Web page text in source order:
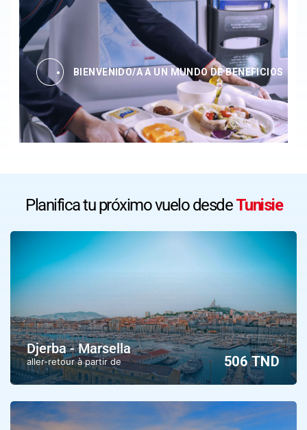
BIENVENIDO/A A UN MUNDO DE BENEFICIOS
Planifica tu próximo vuelo desdeTunisie
Djerba - Marsella
aller-retour à partir de 506 TND